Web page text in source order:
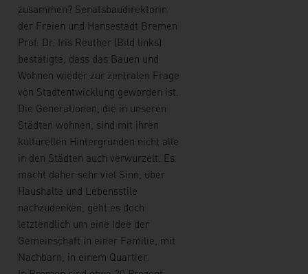
zusammen? Senatsbaudirektorin
der Freien und Hansestadt Bremen
Prof. Dr. Iris Reuther (Bild links)
bestätigte, dass das Bauen und
Wohnen wieder zur zentralen Frage
von Stadtentwicklung geworden ist.
Die Generationen, die in unseren
Städten wohnen, sind mit ihren
kulturellen Hintergründen nicht alle
in den Städten auch verwurzelt. Es
macht daher sehr viel Sinn, über
Haushalte und Lebensstile
nachzudenken, geht es doch
letztendlich um eine Idee der
Gemeinschaft in einer Familie, mit
Nachbarn, in einem Quartier.